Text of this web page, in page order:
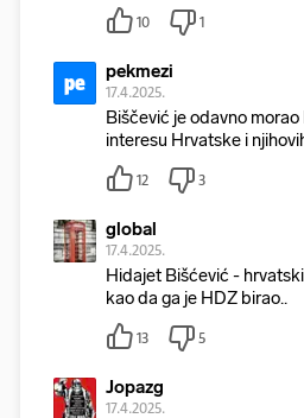
10 1
pe pekmezi
17.4.2025.
Biščević je odavno
interesu Hrvatske i
12 3
global
17.4.2025.
Hidajet Bišćević -
kao da ga je HDZ birao..
13 5
Jopazg
17.4.2025.